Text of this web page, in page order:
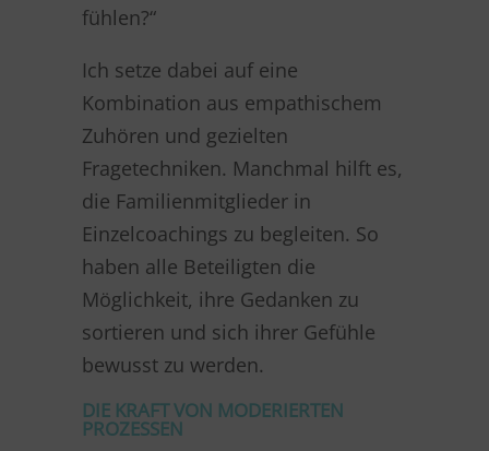
fühlen?“
Ich setze dabei auf eine
Kombination aus empathischem
Zuhören und gezielten
Fragetechniken. Manchmal hilft es,
die Familienmitglieder in
Einzelcoachings zu begleiten. So
haben alle Beteiligten die
Möglichkeit, ihre Gedanken zu
sortieren und sich ihrer Gefühle
bewusst zu werden.
DIE KRAFT VON MODERIERTEN
PROZESSEN